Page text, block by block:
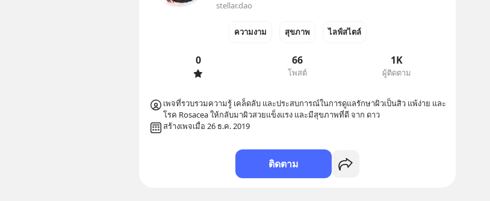
stellar.dao
ความงาม สุขภาพ ไลฟ์สไตล์
0 66
โพสต์
1K
ผู้ติดตาม
เพจที่รวบรวมความรู้ เคล็ดลับ และประสบการณ์ในการดูแลรักษาผิวเป็นสิว แพ้ง่าย และ
โรค Rosacea ให้กลับมาผิวสวยแข็งแรง และมีสุขภาพที่ดี จาก ดาว
สร้างเพจเมื่อ 26 ธ.ค. 2019
ติดตาม